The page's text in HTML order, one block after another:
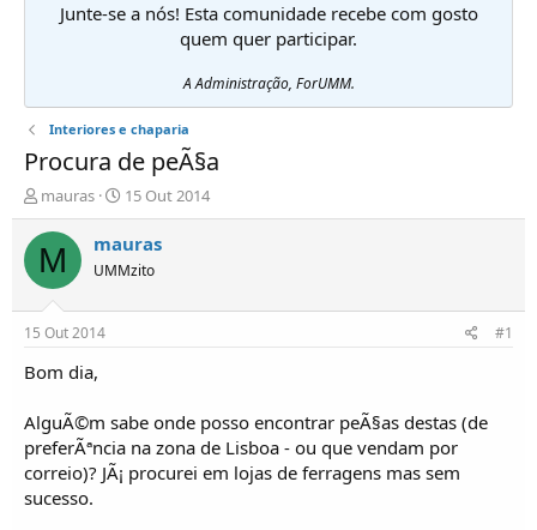
Junte-se a nós! Esta comunidade recebe com gosto
quem quer participar.
A Administração, ForUMM.
Interiores e chaparia
Procura de peÃ§a
I
n
i
c
i
d
o
r
T
ó
p
i
mauras
D
a
t
d
o
15 Out 2014
M mauras
UMMzito
15 Out 2014 #1
Bom dia,
AlguÃ©m sabe onde posso encontrar peÃ§as destas (de
preferÃªncia na zona de Lisboa - ou que vendam por
correio)? JÃ¡ procurei em lojas de ferragens mas sem
sucesso.